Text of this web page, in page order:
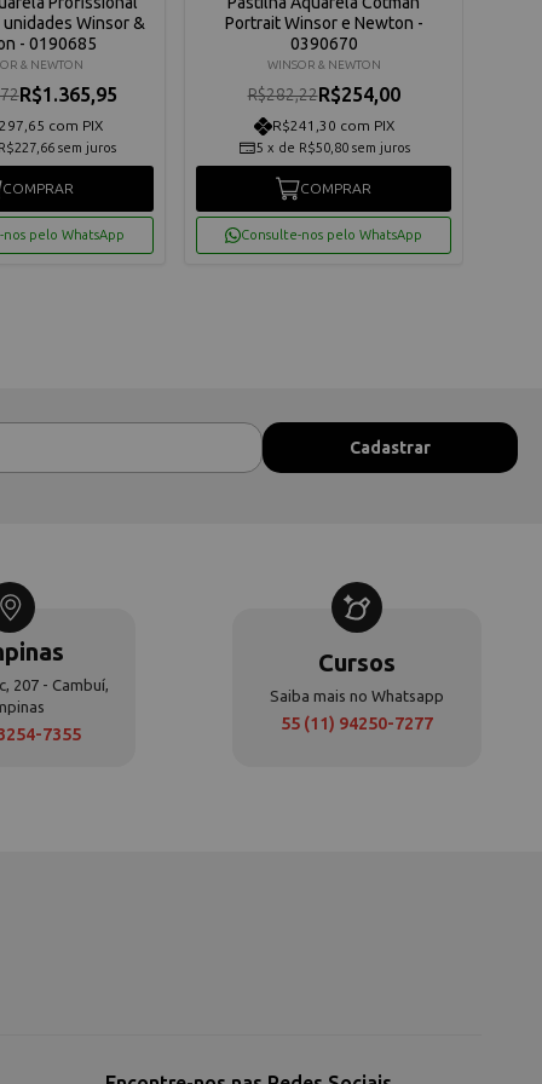
Winsor &
- 0190685
& NEWTON
R$1.365,95
com PIX
R$227,66 sem juros
COMPRAR
nos pelo WhatsApp
Portrait Winsor e Newton -
0390670
WINSOR & NEWTON
R$282,22R$254,00
R$241,30 com PIX
5 x de R$50,80 sem juros
COMPRAR
Consulte-nos pelo WhatsApp
207 - Cambuí,
7355
Cursos
Saiba mais no Whatsapp
55 (11) 94250-7277